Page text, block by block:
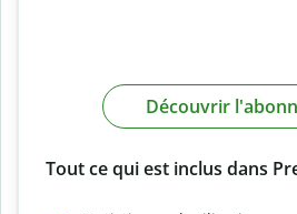
Découvrir
Tout ce qui est inclus dans